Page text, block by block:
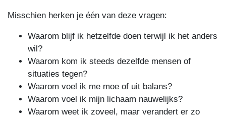
Misschien herken je één van deze vragen:
Waarom blijf ik hetzelfde doen terwijl ik het anders
wil?
Waarom kom ik steeds dezelfde mensen of
situaties tegen?
Waarom voel ik me moe of uit balans?
Waarom voel ik mijn lichaam nauwelijks?
Waarom weet ik zoveel, maar verandert er zo